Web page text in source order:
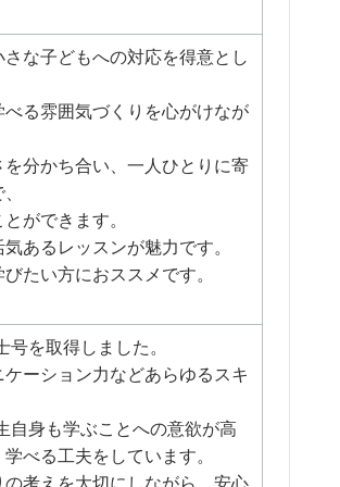
な子どもへの対応を得意とし
る雰囲気づくりを心がけなが
分かち合い、一人ひとりに寄
ができます。
あるレッスンが魅力です。
たい方におススメです。
を取得しました。
ーション力などあらゆるスキ
身も学ぶことへの意欲が高
べる工夫をしています。